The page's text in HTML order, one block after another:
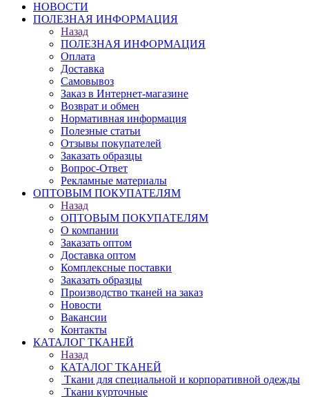
НОВОСТИ
ПОЛЕЗНАЯ ИНФОРМАЦИЯ
Назад
ПОЛЕЗНАЯ ИНФОРМАЦИЯ
Оплата
Доставка
Самовывоз
Заказ в Интернет-магазине
Возврат и обмен
Нормативная информация
Полезные статьи
Отзывы покупателей
Заказать образцы
Вопрос-Ответ
Рекламные материалы
ОПТОВЫМ ПОКУПАТЕЛЯМ
Назад
ОПТОВЫМ ПОКУПАТЕЛЯМ
О компании
Заказать оптом
Доставка оптом
Комплексные поставки
Заказать образцы
Производство тканей на заказ
Новости
Вакансии
Контакты
КАТАЛОГ ТКАНЕЙ
Назад
КАТАЛОГ ТКАНЕЙ
Ткани для специальной и корпоративной одежды
Ткани курточные